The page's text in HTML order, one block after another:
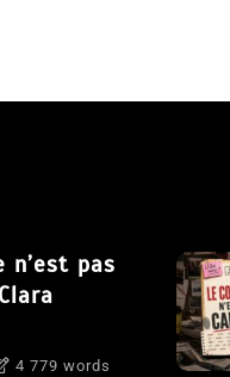
n’est pas
4 779 words